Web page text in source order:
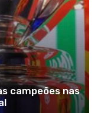
campeões nas